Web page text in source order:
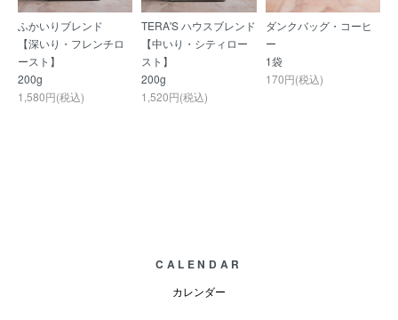
ふかいりブレンド
【深いり・フレンチロ
ースト】
200g
1,580円(税込)
TERA'S ハウスブレンド
【中いり・シティロー
スト】
200g
1,520円(税込)
ダンクバッグ・コーヒ
ー
1袋
170円(税込)
CALENDAR
カレンダー